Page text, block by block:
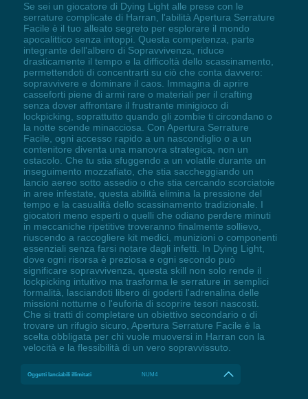
Se sei un giocatore di Dying Light alle prese con le
serrature complicate di Harran, l'abilità Apertura Serrature
Facile è il tuo alleato segreto per esplorare il mondo
apocalittico senza intoppi. Questa competenza, parte
integrante dell'albero di Sopravvivenza, riduce
drasticamente il tempo e la difficoltà dello scassinamento,
permettendoti di concentrarti su ciò che conta davvero:
sopravvivere e dominare il caos. Immagina di aprire
casseforti piene di armi rare o materiali per il crafting
senza dover affrontare il frustrante minigioco di
lockpicking, soprattutto quando gli zombie ti circondano o
la notte scende minacciosa. Con Apertura Serrature
Facile, ogni accesso rapido a un nascondiglio o a un
contenitore diventa una manovra strategica, non un
ostacolo. Che tu stia sfuggendo a un volatile durante un
inseguimento mozzafiato, che stia saccheggiando un
lancio aereo sotto assedio o che stia cercando scorciatoie
in aree infestate, questa abilità elimina la pressione del
tempo e la casualità dello scassinamento tradizionale. I
giocatori meno esperti o quelli che odiano perdere minuti
in meccaniche ripetitive troveranno finalmente sollievo,
riuscendo a raccogliere kit medici, munizioni o componenti
essenziali senza farsi notare dagli infetti. In Dying Light,
dove ogni risorsa è preziosa e ogni secondo può
significare sopravvivenza, questa skill non solo rende il
lockpicking intuitivo ma trasforma le serrature in semplici
formalità, lasciandoti libero di goderti l'adrenalina delle
missioni notturne o l'euforia di scoprire tesori nascosti.
Che si tratti di completare un obiettivo secondario o di
trovare un rifugio sicuro, Apertura Serrature Facile è la
scelta obbligata per chi vuole muoversi in Harran con la
velocità e la flessibilità di un vero sopravvissuto.
Oggetti lanciabili illimitati NUM4